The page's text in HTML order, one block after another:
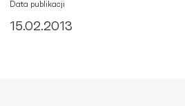
Data publikacji
15.02.2013